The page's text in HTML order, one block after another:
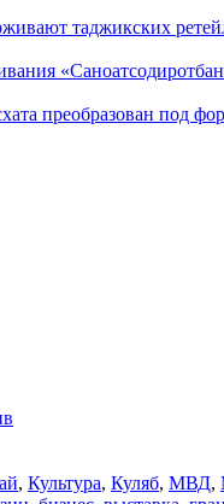
таджикских
преобразован под
, Культура, Куляб, МВД,